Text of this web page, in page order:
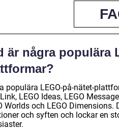
är några populära
populära LEGO-på-nätet-
LEGO Ideas, LEGO
Worlds och LEGO
och syften och lockar en